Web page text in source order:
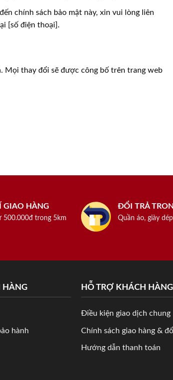
chính sách bảo mật này, xin vui lòng liên
[số điện thoại].
Mọi thay đổi sẽ được công bố trên trang web
GIAO HÀNG
500.000đ trong 5km
ĐỔI TRẢ
Quần áo, giày
HÀNG
hành
HỖ TRỢ KHÁCH HÀNG
Điều kiện giao dịch chung
Chính sách giao hàng &
Hướng dẫn thanh toán